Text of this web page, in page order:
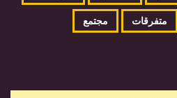
متفرقات مجتمع